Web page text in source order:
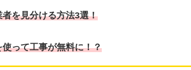
者を見分ける方法3選！
って工事が無料に！？